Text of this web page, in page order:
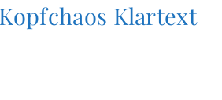
Klartext